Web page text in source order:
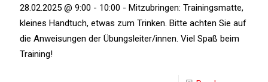
28.02.2025 @ 9:00 - 10:00 - Mitzubringen: Trainingsmatte,
kleines Handtuch, etwas zum Trinken. Bitte achten Sie auf
die Anweisungen der Übungsleiter/innen. Viel Spaß beim
Training!